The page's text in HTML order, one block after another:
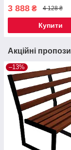
3 888 ₴ 4 128 ₴
Купити
Акційні
–13%